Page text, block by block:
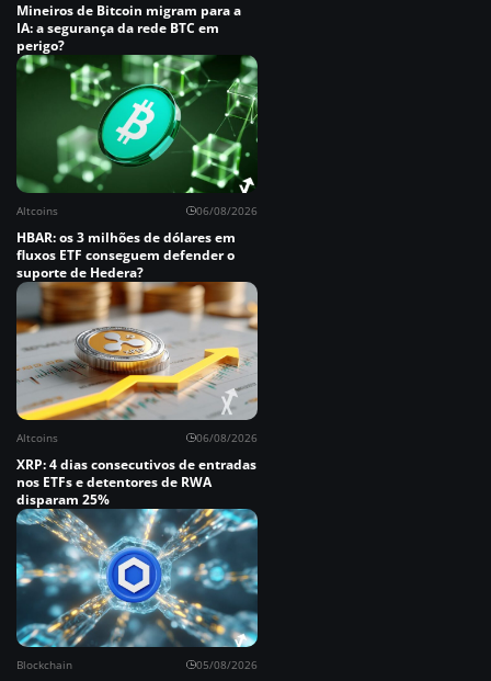
Mineiros de Bitcoin migram para a
IA: a segurança da rede BTC em
perigo?
Altcoins 06/08/2026
HBAR: os 3 milhões de dólares em
fluxos ETF conseguem defender o
suporte de Hedera?
Altcoins 06/08/2026
XRP: 4 dias consecutivos de entradas
nos ETFs e detentores de RWA
disparam 25%
Blockchain 05/08/2026